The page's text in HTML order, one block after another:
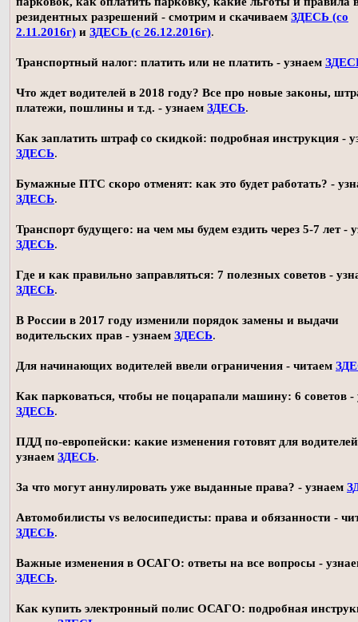
резидентных разрешений - смотрим и скачиваем ЗДЕСЬ (со
2.11.2016г) и ЗДЕСЬ (с 26.12.2016г).
Транспортный налог: платить или не платить - узнаем
Что ждет водителей в 2018 году? Все про новые законы,
платежи, пошлины и т.д. - узнаем ЗДЕСЬ.
Как заплатить штраф со скидкой: подробная инструкция -
ЗДЕСЬ.
Бумажные ПТС скоро отменят: как это будет работать? -
ЗДЕСЬ.
Транспорт будущего: на чем мы будем ездить через 5-7 лет -
ЗДЕСЬ.
Где и как правильно заправляться: 7 полезных советов -
ЗДЕСЬ.
В России в 2017 году изменили порядок замены и выдачи
водительских прав - узнаем ЗДЕСЬ.
Для начинающих водителей ввели ограничения - читаем
Как парковаться, чтобы не поцарапали машину: 6 советов -
ЗДЕСЬ.
ПДД по-европейски: какие изменения готовят для
узнаем ЗДЕСЬ.
За что могут аннулировать уже выданные права? - узнаем
Автомобилисты vs велосипедисты: права и обязанности -
ЗДЕСЬ.
Важные изменения в ОСАГО: ответы на все вопросы -
ЗДЕСЬ.
Как купить электронный полис ОСАГО: подробная